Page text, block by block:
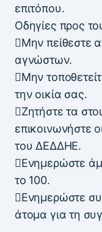
επιτόπου.
Οδηγίες προς
Μην πείθεστε
αγνώστων.
Μην
την οικία σας.
Ζητήστε τα
επικοινωνήστε
του ΔΕΔΔΗΕ.
Ενημερώστε
το 100.
Ενημερώστε
άτομα για τη